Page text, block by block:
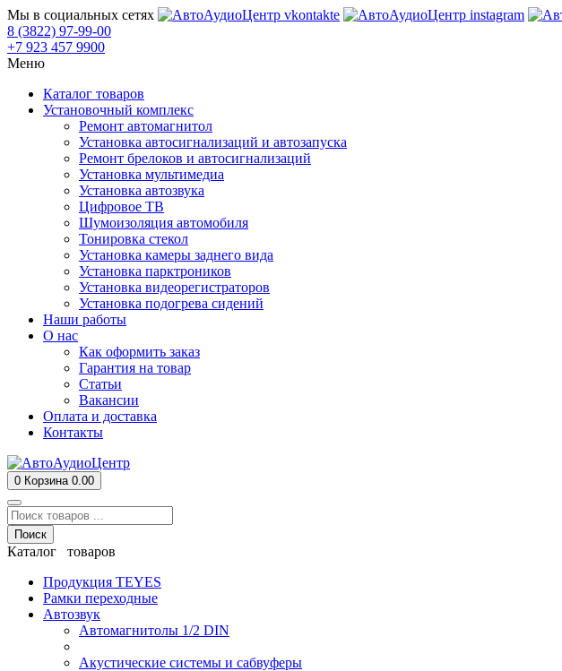
Мы в социальных сетях
8 (3822) 97-99-00
+7 923 457 9900
Меню
Каталог товаров
Установочный комплекс
Ремонт автомагнитол
Установка автосигнализаций и автозапуска
Ремонт брелоков и автосигнализаций
Установка мультимедиа
Установка автозвука
Цифровое ТВ
Шумоизоляция автомобиля
Тонировка стекол
Установка камеры заднего вида
Установка парктроников
Установка видеорегистраторов
Установка подогрева сидений
Наши работы
О нас
Как оформить заказ
Гарантия на товар
Статьи
Вакансии
Оплата и доставка
Контакты
0 Корзина 0.00
Поиск
Каталог товаров
Продукция TEYES
Рамки переходные
Автозвук
Автомагнитолы 1/2 DIN
Акустические системы и сабвуферы